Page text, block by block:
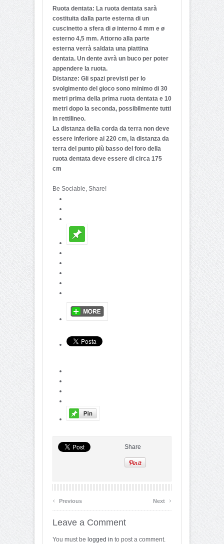
Ruota dentata: La ruota dentata sarà
costituita dalla parte esterna di un
cuscinetto a sfera di ø interno 4 mm e ø
esterno 4,5 mm. Attorno alla parte
esterna verrà saldata una piattina
dentata. Un dente avrà un buco per poter
appendere la ruota.
Distanze: Gli spazi previsti per lo
svolgimento del gioco sono minimo di 30
metri prima della prima ruota dentata e 10
metri dopo la seconda, possibilmente tutti
in rettilineo.
La distanza della corda da terra non deve
essere inferiore ai 220 cm, la distanza da
terra del punto più basso del foro della
ruota dentata deve essere di circa 175
cm
Be Sociable, Share!
Share
‹ Previous Next ›
Leave a Comment
You must be logged in to post a comment.